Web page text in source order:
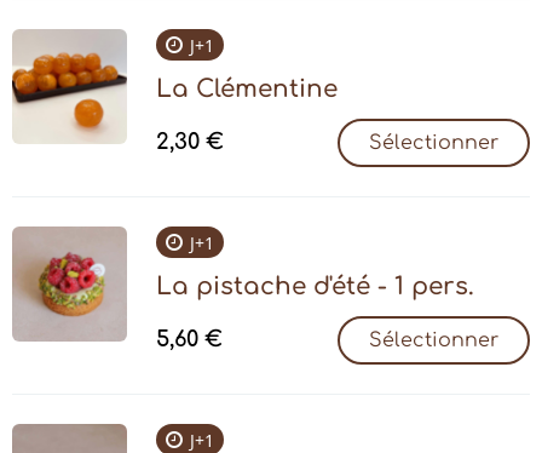
J+1
La Clémentine
2,30 € Sélectionner
J+1
La pistache d'été - 1 pers.
5,60 € Sélectionner
J+1